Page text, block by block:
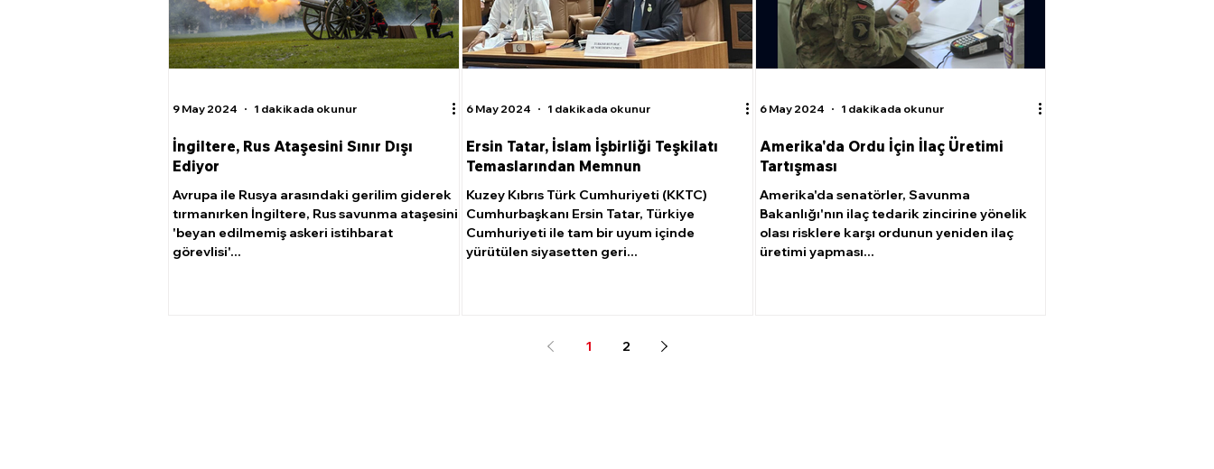
İngiltere, Rus Ataşesini Sınır Dışı
Ediyor
Avrupa ile Rusya arasındaki gerilim giderek
tırmanırken İngiltere, Rus savunma ataşesini
'beyan edilmemiş askeri istihbarat
görevlisi'...
9 May 2024 1 dakikada okunur
Ersin Tatar, İslam İşbirliği Teşkilatı
Temaslarından Memnun
Kuzey Kıbrıs Türk Cumhuriyeti (KKTC)
Cumhurbaşkanı Ersin Tatar, Türkiye
Cumhuriyeti ile tam bir uyum içinde
yürütülen siyasetten geri...
6 May 2024 1 dakikada okunur
Amerika'da Ordu İçin İlaç Üretimi
Tartışması
Amerika'da senatörler, Savunma
Bakanlığı'nın ilaç tedarik zincirine yönelik
olası risklere karşı ordunun yeniden ilaç
üretimi yapması...
6 May 2024 1 dakikada okunur
1 2